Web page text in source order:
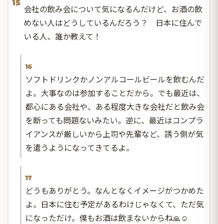
15
会社の飲み会について気になるんだけど、お酒の飲
めない人はどうしているんだろう？ 日本に住んで
いる人、誰か教えて！
16
ソフトドリンクかノンアルコールビールを飲むんだ
よ。大事なのは参加することだから。でも最近は、
都心にある会社や、ある程度大きな会社だと飲み会
を断っても問題ないみたい。逆に、最近はコンプラ
イアンスが厳しいから上司や先輩など、誘う側が気
を遣うようになってきてるよ。
17
どうもありがとう。なんとなくイメージがつかめた
よ。日本に住む予定があるわけじゃなくて、ただ気
になっただけ。僕もお酒は飲まないからね🙏☺️